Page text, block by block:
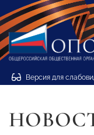
Версия для